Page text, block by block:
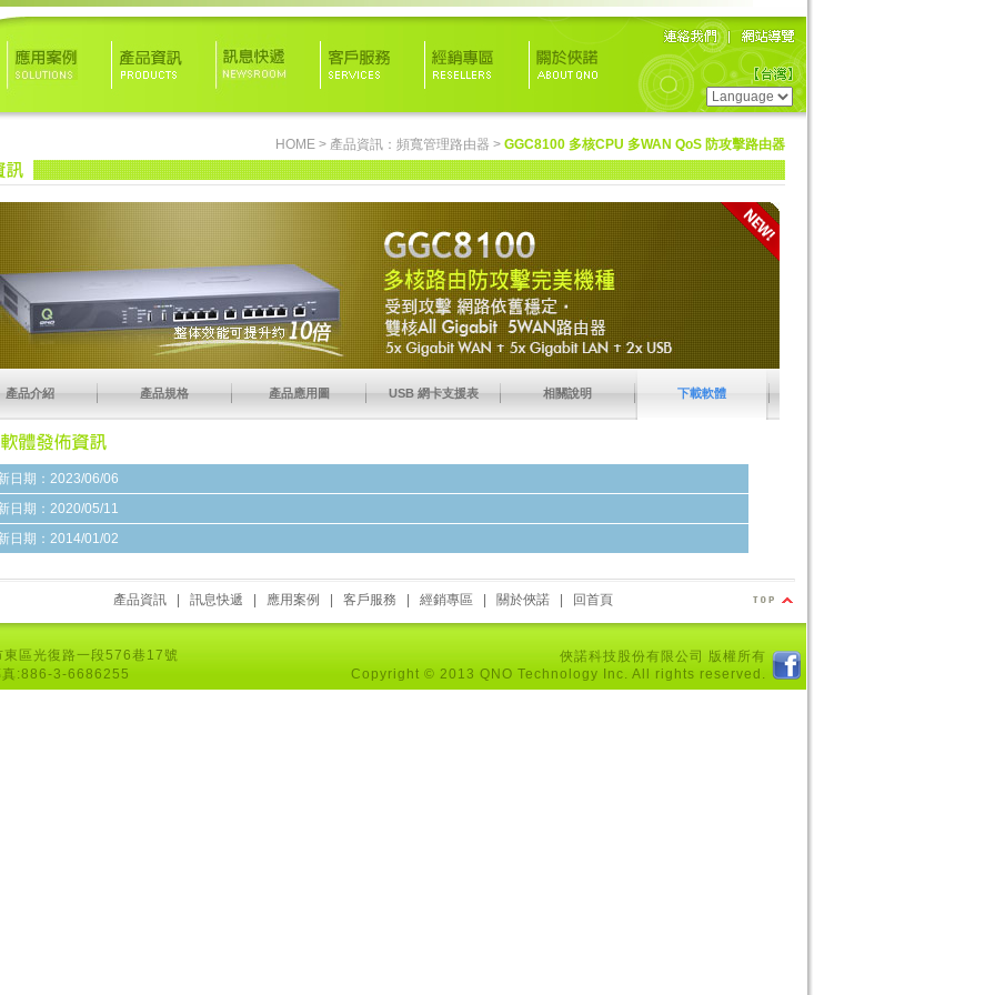
HOME> 產品資訊： 頻寬管理路由器 > GGC8100 多核CPU 多WAN QoS 防攻擊路由器
產品介紹 產品規格 產品應用圖 USB 網卡支援表 相關說明 下載軟體
日期：2023/06/06
日期：2020/05/11
日期：2014/01/02
產品資訊| 訊息快遞 應用案例 客戶服務 經銷專區 關於俠諾| 回首頁
區光復路一段576巷17號
:886-3-6686255
俠諾科技股份有限公司 版權所有
Copyright © 2013 QNO Technology Inc. All rights reserved.